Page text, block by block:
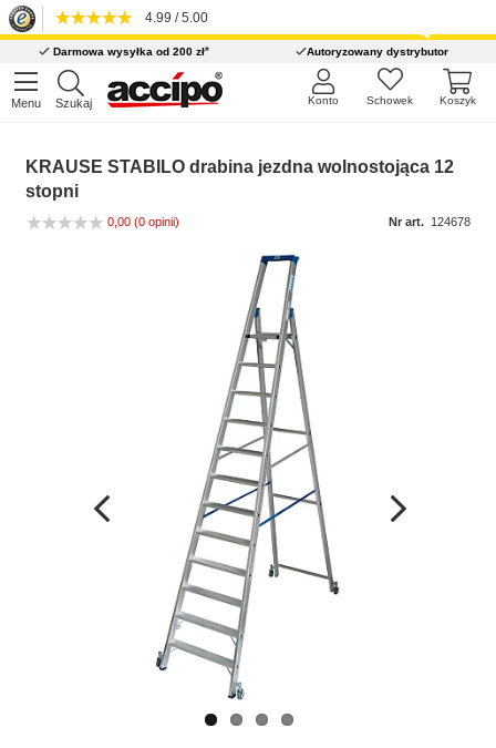
4.99 / 5.00
Darmowa wysyłka od 200 zł* Autoryzowany dystrybutor
Menu Szukaj Koszyk
Schowek
Konto
KRAUSE STABILO drabina jezdna wolnostojąca 12
stopni
0,00 (0 opinii) Nr art. 124678